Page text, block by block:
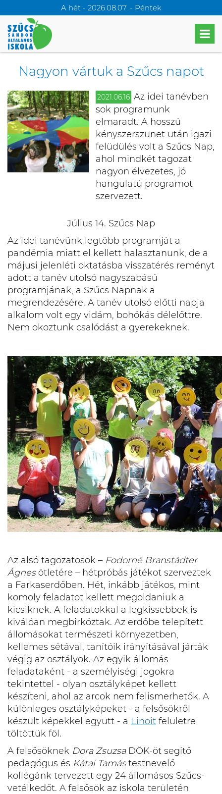
A hét - 2026.08.07. - Péntek
Nagyon vártuk a Szűcs napot
2021.06.16 Az idei tanévben
sok programunk
elmaradt. A hosszú
kényszerszünet után igazi
felüdülés volt a Szűcs Nap,
ahol mindkét tagozat
nagyon élvezetes, jó
hangulatú programot
szervezett.
Július 14. Szűcs Nap
Az idei tanévünk legtöbb programját a
pandémia miatt el kellett halasztanunk, de a
májusi jelenléti oktatásba visszatérés reményt
adott a tanév utolsó nagyszabású
programjának, a Szűcs Napnak a
megrendezésére. A tanév utolsó előtti napja
alkalom volt egy vidám, bohókás délelőttre.
Nem okoztunk csalódást a gyerekeknek.
Az alsó tagozatosok – Fodorné Branstädter
Ágnesötletére – hétpróbás játékot szerveztek
a Farkaserdőben. Hét, inkább játékos, mint
komoly feladatot kellett megoldaniuk a
kicsiknek. A feladatokkal a legkissebbek is
kiválóan megbirkóztak. Az erdőbe telepített
állomásokat természeti környezetben,
kellemes sétával, tanítóik irányításával járták
végig az osztályok. Az egyik állomás
feladataként - a személyiségi jogokra
tekintettel - olyan osztályképet kellett
készíteni, ahol az arcok nem felismerhetők. A
különleges osztályképeket - a felsősökről
készült képekkel együtt - a Linoit felületre
töltöttük föl.
A felsősöknek Dora ZsuzsaDÖK-öt segítő
pedagógus és Kátai Tamástestnevelő
kollégánk tervezett egy 24 állomásos Szűcs-
vetélkedőt. A felsősök az iskola területén